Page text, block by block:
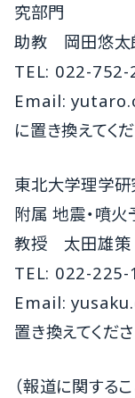
究部門
助教 岡田悠太
TEL: 022-752-
Email:
に置き換えてくだ
東北大学理学研
附属 地震・噴
教授 太田雄策
TEL: 022-225-
Email:
置き換えてくださ
（報道に関するこ